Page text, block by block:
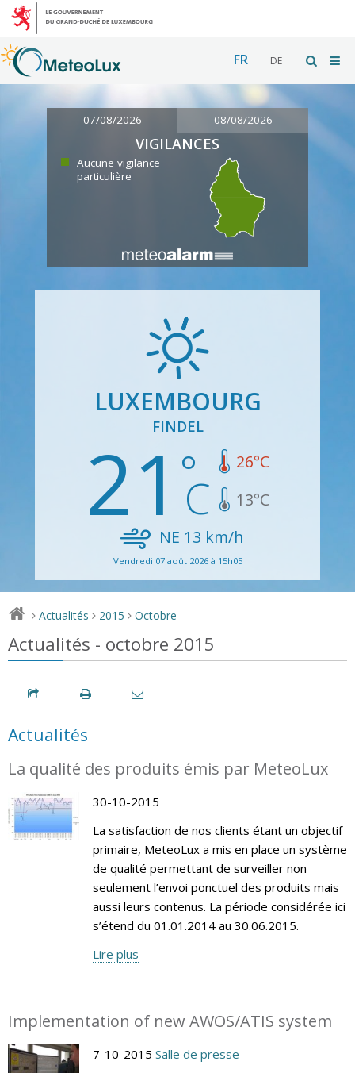
FR DE
07/08/2026 08/08/2026
VIGILANCES
Aucune vigilance
particulière
LUXEMBOURG
FINDEL
21 26°C
13°C
NE 13 km/h
Vendredi 07 août 2026 à 15h05
> Actualités > 2015 > Octobre
Actualités - octobre 2015
Actualités
La qualité des produits émis par MeteoLux
30-10-2015
La satisfaction de nos clients étant un objectif
primaire, MeteoLux a mis en place un système
de qualité permettant de surveiller non
seulement l’envoi ponctuel des produits mais
aussi leurs contenus. La période considérée ici
s’étend du 01.01.2014 au 30.06.2015.
Lire plus
Implementation of new AWOS/ATIS system
7-10-2015 Salle de presse